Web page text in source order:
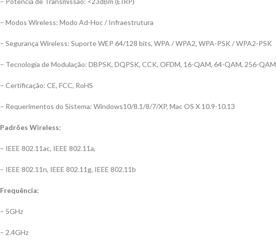
– Modos Wireless: Modo Ad-Hoc / Infraestrutura
– Segurança Wireless: Suporte WEP 64/128 bits, WPA / WPA2, WPA-PSK / WPA2-PSK
– Tecnologia de Modulação: DBPSK, DQPSK, CCK, OFDM, 16-QAM, 64-QAM, 256-QAM
– Certificação: CE, FCC, RoHS
– Requerimentos do Sistema: Windows10/8.1/8/7/XP, Mac OS X 10.9-10.13
Padrões Wireless:
– IEEE 802.11ac, IEEE 802.11a,
– IEEE 802.11n, IEEE 802.11g, IEEE 802.11b
Frequência:
– 5GHz
– 2.4GHz